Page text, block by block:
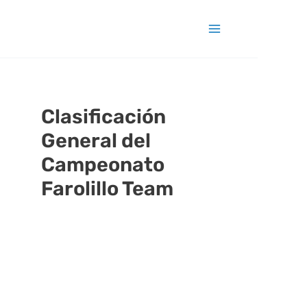
Clasificación
General del
Campeonato
Farolillo Team